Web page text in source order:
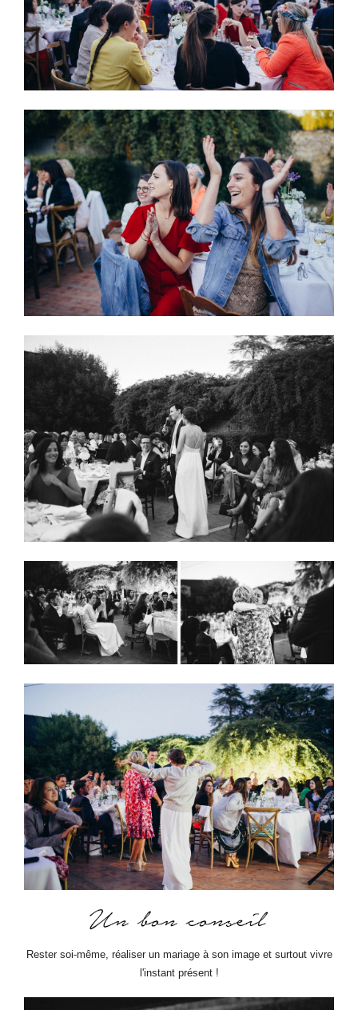
Rester soi-même, réaliser un mariage à son image et surtout vivre
l'instant présent !